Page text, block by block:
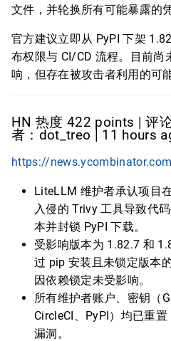
文件，并轮换所有可能暴露的凭
官方建议立即从 PyPI 下架
布权限与 CI/CD 流程。目前尚
响，但存在被攻击者利用的可能
HN 热度 422 points | 评
者：dot_treo | 11 hours
https://
LiteLLM 维护者承认项目
入侵的 Trivy 工具导致代
本并封锁 PyPI 下载。
受影响版本为 1.82.7 和
过 pip 安装且未锁定版本
因依赖锁定未受影响。
所有维护者账户、密钥（
CircleCI、PyPI）均已重
漏洞。